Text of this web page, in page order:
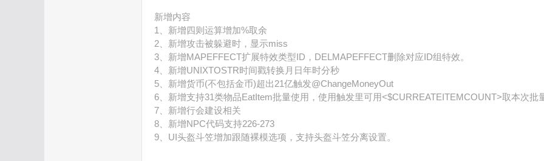
新增内容
1、新增四则运算增加%取余
2、新增攻击被躲避时，显示miss
3、新增MAPEFFECT扩展特效类型ID，DELMAPEFFECT删除对应ID组特效。
4、新增UNIXTOSTR时间戳转换月日年时分秒
5、新增货币(不包括金币)超出21亿触发@ChangeMoneyOut
6、新增支持31类物品EatItem批量使用，使用触发里可用<$CURREATEITEMCOUNT>取本次批
7、新增行会建设相关
8、新增NPC代码支持226-273
9、UI头盔斗笠增加跟随裸模选项，支持头盔斗笠分离设置。